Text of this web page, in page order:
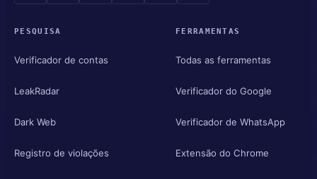
PESQUISA
Verificador de contas
LeakRadar
Dark Web
Registro de violações
FERRAMENTAS
Todas as ferramentas
Verificador do Google
Verificador de WhatsApp
Extensão do Chrome